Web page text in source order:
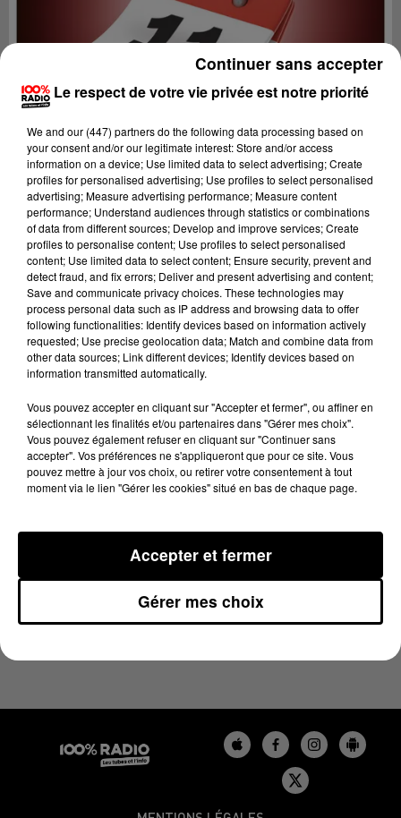
Lecture (1 min 15 sec)
100%
10 décembre 2023 - 1 min 15 sec
L'AGENDA DE L'AUDE DU 10/12/2023 À 09H42
Le respect de votre vie privée est notre priorité
We and our (447) partnersdo the following data processing based on
your consent and/or our legitimate interest: Store and/or access
information on a device; Use limited data to select advertising; Create
profiles for personalised advertising; Use profiles to select personalised
advertising; Measure advertising performance; Measure content
performance; Understand audiences through statistics or combinations
of data from different sources; Develop and improve services; Create
profiles to personalise content; Use profiles to select personalised
content; Use limited data to select content; Ensure security, prevent and
detect fraud, and fix errors; Deliver and present advertising and content;
Save and communicate privacy choices. These technologies may
process personal data such as IP address and browsing data to offer
following functionalities: Identify devices based on information actively
requested; Use precise geolocation data; Match and combine data from
other data sources; Link different devices; Identify devices based on
information transmitted automatically.
Vous pouvez accepter en cliquant sur "Accepter et fermer", ou affiner en
sélectionnant les finalités et/ou partenaires dans "Gérer mes choix".
Vous pouvez également refuser en cliquant sur "Continuer sans
accepter". Vos préférences ne s'appliqueront que pour ce site. Vous
pouvez mettre à jour vos choix, ou retirer votre consentement à tout
moment via le lien "Gérer les cookies" situé en bas de chaque page.
Gérer mes choix
Accepter et fermer
Continuer sans accepter